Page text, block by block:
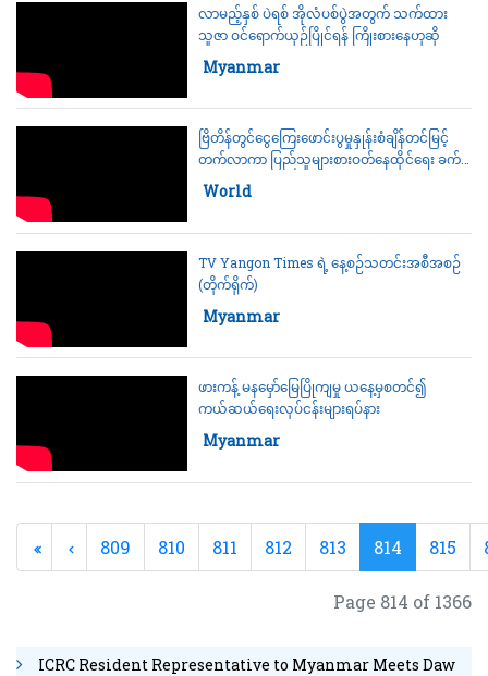
လာမည့်နှစ် ပဲရစ် အိုလံပစ်ပွဲအတွက် သက်ထား
သူဇာ ဝင်ရောက်ယှဉ်ပြိုင်ရန် ကြိုးစားနေဟုဆို
Category:
Myanmar
ဗြိတိန်တွင်ငွေကြေးဖောင်းပွမှုနှုန်းစံချိန်တင်မြင့်
တက်လာကာ ပြည်သူများစားဝတ်နေထိုင်ရေး ခက်ခဲ
ကြပ်တည်းလျက်ရှိ
Category:
World
TV Yangon Times ရဲ့ နေ့စဉ်သတင်းအစီအစဉ်
(တိုက်ရိုက်)
Category:
Myanmar
ဖားကန့် မနမှော်မြေပြိုကျမှု ယနေ့မှစတင်၍
ကယ်ဆယ်ရေးလုပ်ငန်းများရပ်နား
Category:
Myanmar
809 810 811 812 813 814 815
Page 814 of 1366
ICRC Resident Representative to Myanmar Meets Daw